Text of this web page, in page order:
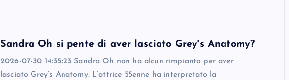
Sandra Oh si pente di aver lasciato Grey's Anatomy?
2026-07-30 14:35:23 Sandra Oh non ha alcun rimpianto per aver
lasciato Grey’s Anatomy. L’attrice 55enne ha interpretato la